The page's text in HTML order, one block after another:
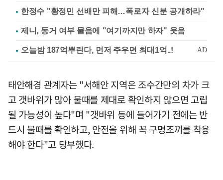
한정수 "황정민 선배만 피해…폭로자 신분 공개하라"
제니, 동거 여부 물음에 "여기까지만 하자" 웃음
태안해경 관계자는 "서해안 지역은 조수간만의 차가 크
고 갯바위가 많아 물때를 제대로 확인하지 않으면 고립
될 가능성이 높다"며 "갯바위 등에 들어가기 전에는 반
드시 물때를 확인하고, 안전을 위해 꼭 구명조끼를 착용
해야 한다"고 당부했다.